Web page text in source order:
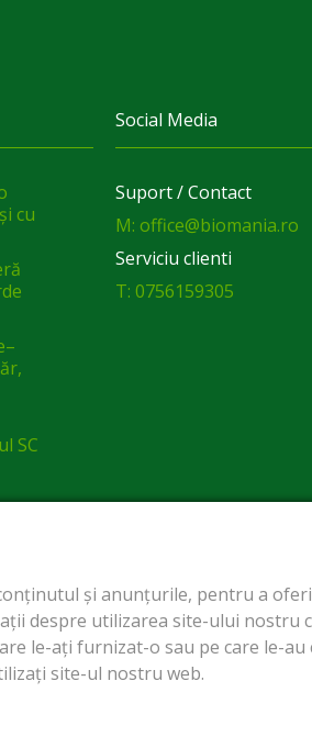
cu
SC
Social Media
Suport / Contact
M: office@biomania.ro
Serviciu clienti
T: 0756159305
și anunțurile, pentru a
despre utilizarea site-ului nostru
le-ați furnizat-o sau pe care le-
site-ul nostru web.